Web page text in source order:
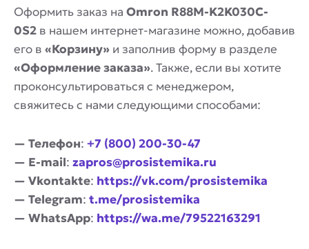
Оформить заказ на Omron R88M-K2K030C-
0S2 в нашем интернет-магазине можно, добавив
его в «Корзину» и заполнив форму в разделе
«Оформление заказа». Также, если вы хотите
проконсультироваться с менеджером,
свяжитесь с нами следующими способами:
— Телефон: +7 (800) 200-30-47
— E-mail: zapros@prosistemika.ru
— Vkontakte: https://vk.com/prosistemika
— Telegram: t.me/prosistemika
— WhatsApp: https://wa.me/79522163291